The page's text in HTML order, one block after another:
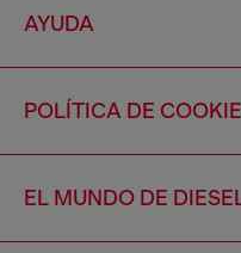
AYUDA
POLÍTICA DE
EL MUNDO DE